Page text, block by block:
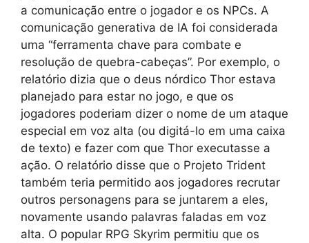
a comunicação entre o jogador e os NPCs. A
comunicação generativa de IA foi considerada
uma “ferramenta chave para combate e
resolução de quebra-cabeças”. Por exemplo, o
relatório dizia que o deus nórdico Thor estava
planejado para estar no jogo, e que os
jogadores poderiam dizer o nome de um ataque
especial em voz alta (ou digitá-lo em uma caixa
de texto) e fazer com que Thor executasse a
ação. O relatório disse que o Projeto Trident
também teria permitido aos jogadores recrutar
outros personagens para se juntarem a eles,
novamente usando palavras faladas em voz
alta. O popular RPG Skyrim permitiu que os